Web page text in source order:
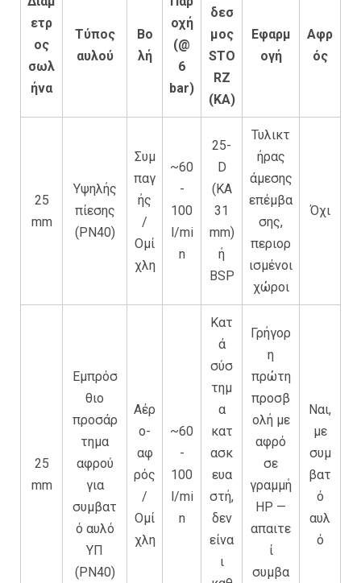
ετρ
ος
σωλ
ήνα
Τύπος
αυλού
Βο
λή
οχή
(@
6
bar)
δεσ
μος
STO
RZ
(KA)
Εφαρμ
ογή
Αφρ
ός
25
mm
Υψηλής
πίεσης
(PN40)
Συμ
παγ
ής
/
Ομί
χλη
~60
-
100
l/mi
n
25-
D
(KA
31
mm)
ή
BSP
Τυλικτ
ήρας
άμεσης
επέμβα
σης,
περιορ
ισμένοι
χώροι
Όχι
25
mm
Εμπρόσ
θιο
προσάρ
τημα
αφρού
για
συμβατ
ό αυλό
ΥΠ
(PN40)
Αέρ
ο-
αφ
ρός
/
Ομί
χλη
~60
-
100
l/mi
n
Κατ
ά
σύσ
τημ
α
κατ
ασκ
ευα
στή,
δεν
είνα
ι
Γρήγορ
η
πρώτη
προσβ
ολή με
αφρό
σε
γραμμή
HP —
απαιτε
ί
συμβα
Ναι,
με
συμ
βατ
ό
αυλ
ό